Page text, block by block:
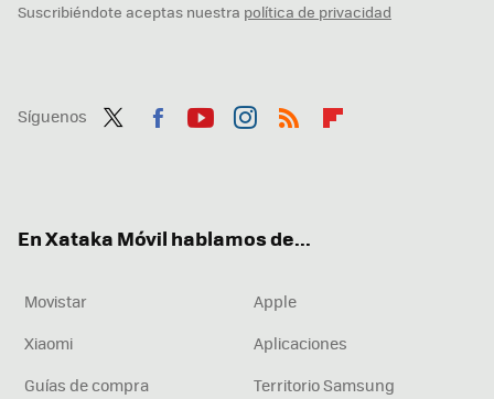
Suscribiéndote aceptas nuestra política de privacidad
Síguenos
En Xataka Móvil hablamos de...
Movistar
Apple
Xiaomi
Aplicaciones
Guías de compra
Territorio Samsung